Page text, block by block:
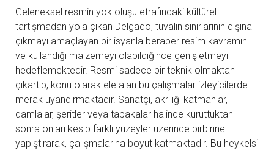
Geleneksel resmin yok oluşu etrafındaki kültürel
tartışmadan yola çıkan Delgado, tuvalin sınırlarının dışına
çıkmayı amaçlayan bir isyanla beraber resim kavramını
ve kullandığı malzemeyi olabildiğince genişletmeyi
hedeflemektedir. Resmi sadece bir teknik olmaktan
çıkartıp, konu olarak ele alan bu çalışmalar izleyicilerde
merak uyandırmaktadır. Sanatçı, akriliği katmanlar,
damlalar, şeritler veya tabakalar halinde kuruttuktan
sonra onları kesip farklı yüzeyler üzerinde birbirine
yapıştırarak, çalışmalarına boyut katmaktadır. Bu heykelsi